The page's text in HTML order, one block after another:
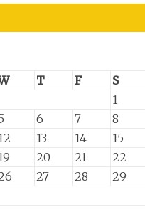
T F S
1
6 7 8
13 14 15
20 21 22
27 28 29